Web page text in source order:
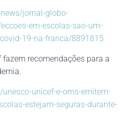
jornal-globo-
em-escolas-sao-um-
19-na-franca/8891815
fazem recomendações para a
unicef-e-oms-emitem-
estejam-seguras-durante-